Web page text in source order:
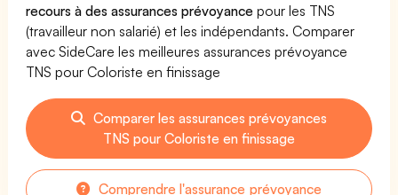
recours à des assurances prévoyance pour les TNS
(travailleur non salarié) et les indépendants. Comparer
avec SideCare les meilleures assurances prévoyance
TNS pour Coloriste en finissage
Comparer les assurances prévoyances
TNS pour Coloriste en finissage
Comprendre l'assurance prévoyance